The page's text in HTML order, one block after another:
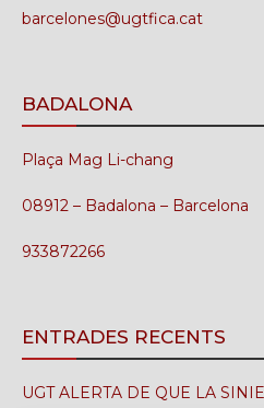
barcelones@ugtfica.cat
BADALONA
Plaça Mag Li-chang
08912 – Badalona – Barcelona
933872266
ENTRADES RECENTS
UGT ALERTA DE QUE LA